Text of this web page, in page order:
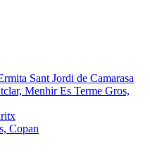
Sant Jordi de Camarasa
Menhir Es Terme Gros,
Copan